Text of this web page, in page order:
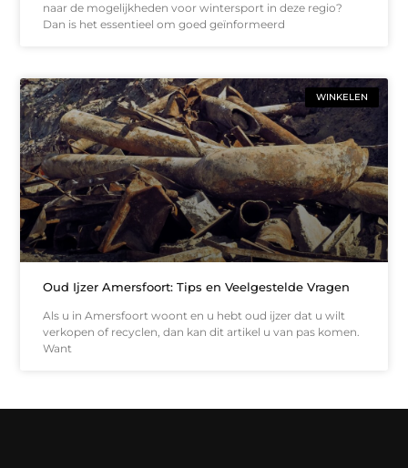
naar de mogelijkheden voor wintersport in deze regio?
Dan is het essentieel om goed geïnformeerd
WINKELEN
Oud Ijzer Amersfoort: Tips en Veelgestelde Vragen
Als u in Amersfoort woont en u hebt oud ijzer dat u wilt
verkopen of recyclen, dan kan dit artikel u van pas komen.
Want